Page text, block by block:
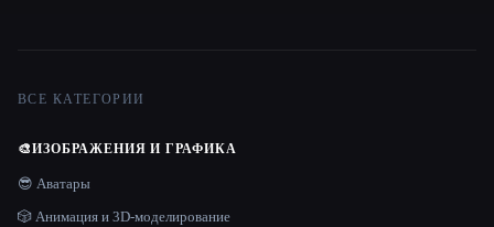
ВСЕ КАТЕГОРИИ
🎨ИЗОБРАЖЕНИЯ И ГРАФИКА
😎 Аватары
🎲 Анимация и 3D-моделирование